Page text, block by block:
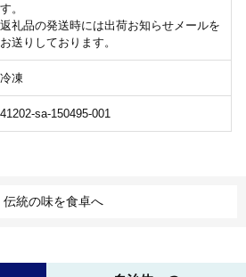
す。
返礼品の発送時には出荷お知らせメールを
お送りしております。
冷凍
41202-sa-150495-001
統の味を食卓へ